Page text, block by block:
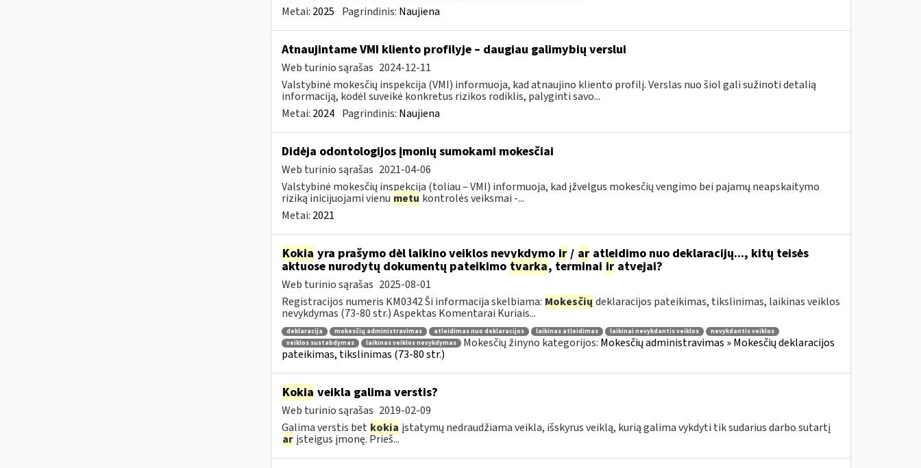
Metai: 2025 Pagrindinis: Naujiena
Atnaujintame VMI kliento profilyje – daugiau galimybių verslui
Web turinio sąrašas 2024-12-11
Valstybinė mokesčių inspekcija (VMI) informuoja, kad atnaujino kliento profilį. Verslas nuo šiol gali sužinoti detalią
informaciją, kodėl suveikė konkretus rizikos rodiklis, palyginti savo...
Metai: 2024 Pagrindinis: Naujiena
Didėja odontologijos įmonių sumokami mokesčiai
Web turinio sąrašas 2021-04-06
Valstybinė mokesčių inspekcija (toliau – VMI) informuoja, kad įžvelgus mokesčių vengimo bei pajamų neapskaitymo
riziką inicijuojami vienu metu kontrolės veiksmai -...
Metai: 2021
Kokia yra prašymo dėl laikino veiklos nevykdymo ir/ aratleidimo nuo deklaracijų..., kitų teisės
aktuose nurodytų dokumentų pateikimo tvarka, terminai iratvejai?
Web turinio sąrašas 2025-08-01
Registracijos numeris KM0342 Ši informacija skelbiama: Mokesčių deklaracijos pateikimas, tikslinimas, laikinas veiklos
nevykdymas (73-80 str.) Aspektas Komentarai Kuriais...
deklaracija mokesčių administravimas atleidimas nuo deklaracijos laikinas atleidimas laikinai nevykdantis veiklos
nevykdantis veiklos
veiklos sustabdymas
laikinas veiklos nevykdymas Mokesčių žinyno kategorijos: Mokesčių administravimas » Mokesčių deklaracijos
pateikimas, tikslinimas (73-80 str.)
Kokia veikla galima verstis?
Web turinio sąrašas 2019-02-09
Galima verstis bet kokia įstatymų nedraudžiama veikla, išskyrus veiklą, kurią galima vykdyti tik sudarius darbo sutartį
ar įsteigus įmonę. Prieš...